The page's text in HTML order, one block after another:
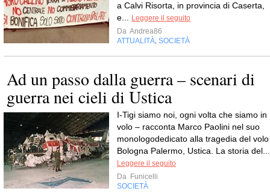
a Calvi Risorta, in provincia di Caserta,
e... Leggere il seguito
Da Andrea86
ATTUALITÀ, SOCIETÀ
Ad un passo dalla guerra – scenari di
guerra nei cieli di Ustica
I-Tigi siamo noi, ogni volta che siamo in
volo – racconta Marco Paolini nel suo
monologodedicato alla tragedia del volo
Bologna Palermo, Ustica. La storia del...
Leggere il seguito
Da Funicelli
SOCIETÀ